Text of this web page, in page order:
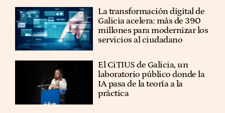
La transformación digital de
Galicia acelera: más de 390
millones para modernizar los
servicios al ciudadano
El CiTIUS de Galicia, un
laboratorio público donde la
IA pasa de la teoría a la
práctica